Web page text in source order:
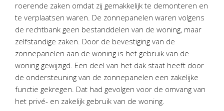
Contact
AvantiOnline
Twinfield – Boekhouden
BaseCone – Facturen
Visionplanner – Rapportage
roerende zaken omdat zij gemakkelijk te demonteren en
te verplaatsen waren. De zonnepanelen waren volgens
de rechtbank geen bestanddelen van de woning, maar
zelfstandige zaken. Door de bevestiging van de
zonnepanelen aan de woning is het gebruik van de
woning gewijzigd. Een deel van het dak staat heeft door
de ondersteuning van de zonnepanelen een zakelijke
functie gekregen. Dat had gevolgen voor de omvang van
het privé- en zakelijk gebruik van de woning.